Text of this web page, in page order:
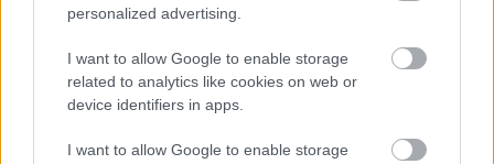
personalized advertising.
I want to allow Google to enable storage
related to analytics like cookies on web or
device identifiers in apps.
I want to allow Google to enable storage
Megosztás:
KAPCSOLÓDÓ HÍREK